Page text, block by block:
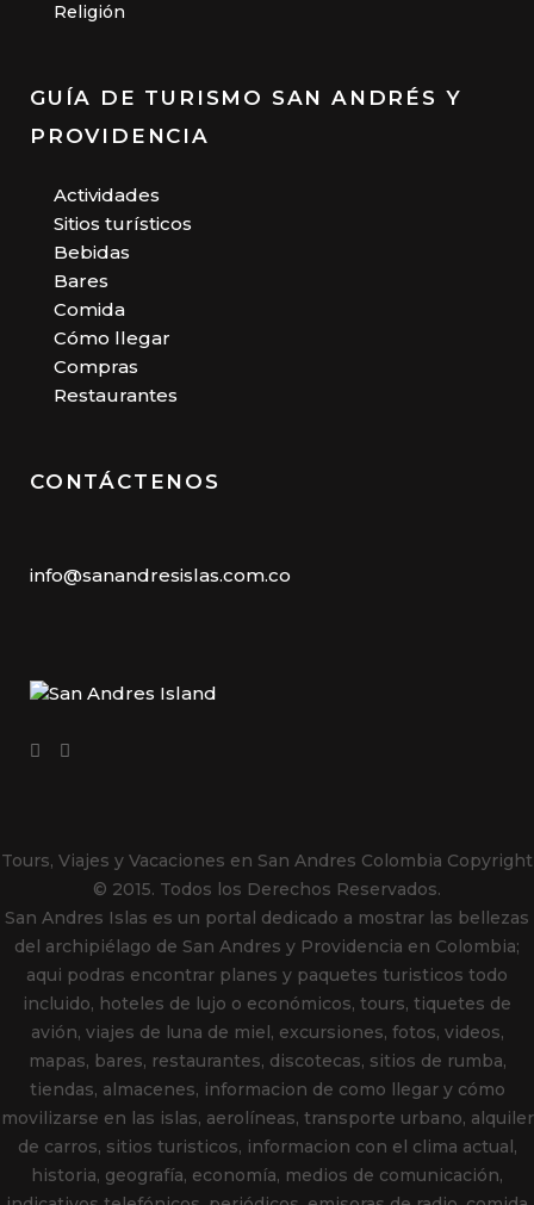
Religión
GUÍA DE TURISMO SAN ANDRÉS Y
PROVIDENCIA
Actividades
Sitios turísticos
Bebidas
Bares
Comida
Cómo llegar
Compras
Restaurantes
CONTÁCTENOS
info@sanandresislas.com.co
Tours, Viajes y Vacaciones en San Andres Colombia Copyright
© 2015. Todos los Derechos Reservados.
San Andres Islas es un portal dedicado a mostrar las bellezas
del archipiélago de San Andres y Providencia en Colombia;
aqui podras encontrar planes y paquetes turisticos todo
incluido, hoteles de lujo o económicos, tours, tiquetes de
avión, viajes de luna de miel, excursiones, fotos, videos,
mapas, bares, restaurantes, discotecas, sitios de rumba,
tiendas, almacenes, informacion de como llegar y cómo
movilizarse en las islas, aerolíneas, transporte urbano, alquiler
de carros, sitios turisticos, informacion con el clima actual,
historia, geografía, economía, medios de comunicación,